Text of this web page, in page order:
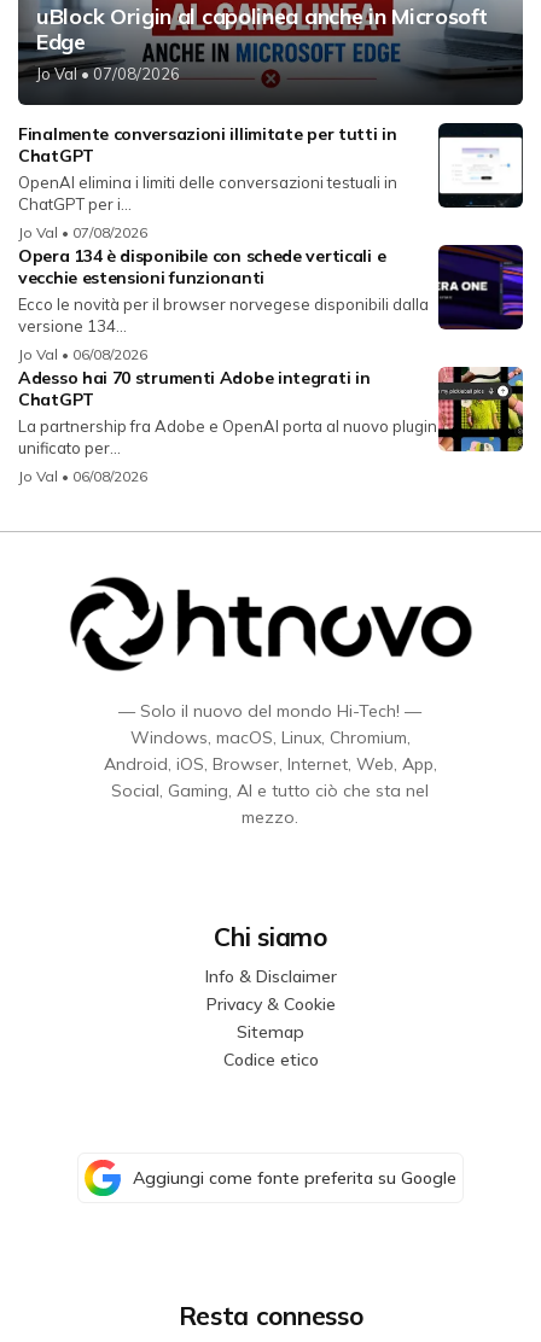
uBlock Origin al capolinea anche in Microsoft
Edge
Jo Val• 07/08/2026
Finalmente conversazioni illimitate per tutti in
ChatGPT
OpenAI elimina i limiti delle conversazioni testuali in
ChatGPT per i...
Jo Val • 07/08/2026
Opera 134 è disponibile con schede verticali e
vecchie estensioni funzionanti
Ecco le novità per il browser norvegese disponibili dalla
versione 134...
Jo Val • 06/08/2026
Adesso hai 70 strumenti Adobe integrati in
ChatGPT
La partnership fra Adobe e OpenAI porta al nuovo plugin
unificato per...
Jo Val • 06/08/2026
— Solo il nuovo del mondo Hi-Tech! —
Windows, macOS, Linux, Chromium,
Android, iOS, Browser, Internet, Web, App,
Social, Gaming, AI e tutto ciò che sta nel
mezzo.
Chi siamo
Info & Disclaimer
Privacy & Cookie
Sitemap
Codice etico
Aggiungi come fonte preferita su Google
Resta connesso